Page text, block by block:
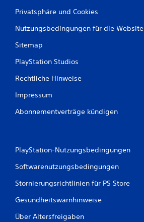
Privatsphäre und Cookies
Nutzungsbedingungen für die Website
Sitemap
PlayStation Studios
Rechtliche Hinweise
Impressum
Abonnementverträge kündigen
PlayStation-Nutzungsbedingungen
Softwarenutzungsbedingungen
Stornierungsrichtlinien für PS Store
Gesundheitswarnhinweise
Über Altersfreigaben